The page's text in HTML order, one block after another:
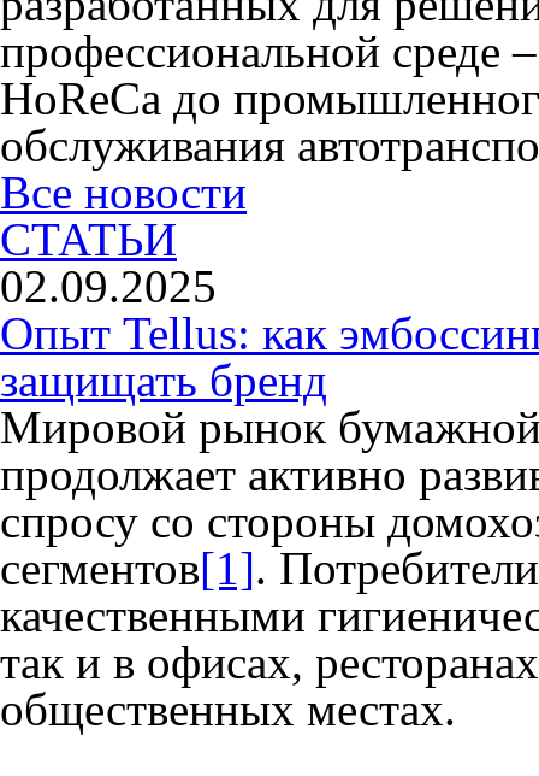
профессиональной среде
HoReCa до
обслуживания
Все новости
СТАТЬИ
02.09.2025
Опыт Tellus: как
защищать бренд
Мировой рынок бумажной
продолжает активно
спросу со стороны
сегментов[1].
качественными
так и в офисах,
общественных местах.